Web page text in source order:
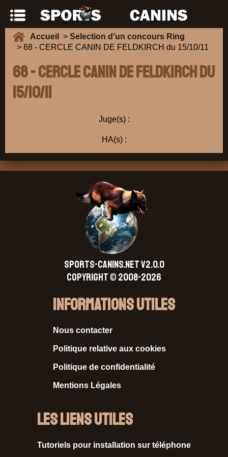
Accueil > Selection d'un concours Ring
> 68 - CERCLE CANIN DE FELDKIRCH du 15/10/11
68 - CERCLE CANIN DE FELDKIRCH du
15/10/11
Juge(s) :
HA(s) :
SPORTS-CANINS.NET V2.0.0
Copyright © 2008-2026
Informations Utiles
Nous contacter
Politique relative aux cookies
Politique de confidentialité
Mentions Légales
Les liens utiles
Tutoriels pour installation sur téléphone